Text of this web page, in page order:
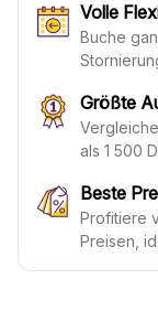
Volle
Buche
Größte
als 1 500
Beste
Profitiere
Preisen,